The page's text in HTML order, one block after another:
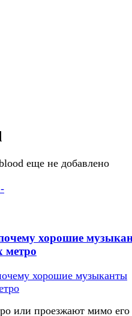
еще не добавлено
хорошие
метро
или проезжают мимо его